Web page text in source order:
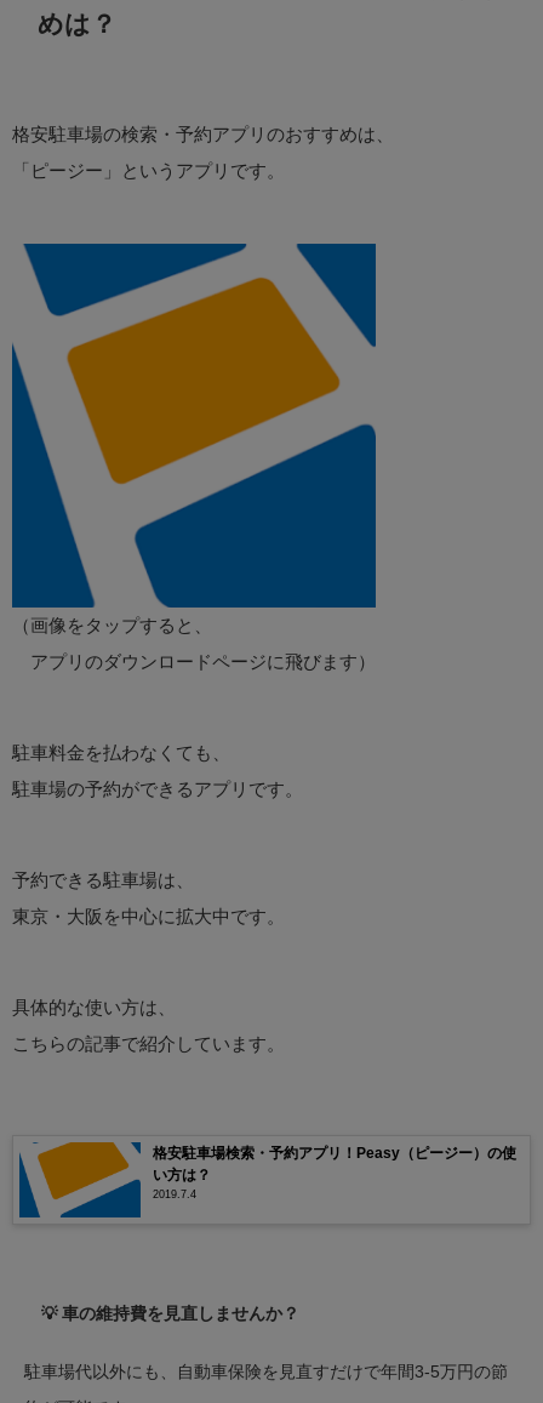
めは？
格安駐車場の検索・予約アプリのおすすめは、
「ピージー」というアプリです。
（画像をタップすると、
アプリのダウンロードページに飛びます）
駐車料金を払わなくても、
駐車場の予約ができるアプリです。
予約できる駐車場は、
東京・大阪を中心に拡大中です。
具体的な使い方は、
こちらの記事で紹介しています。
格安駐車場検索・予約アプリ！Peasy（ピージー）の使
い方は？
2019.7.4
💡 車の維持費を見直しませんか？
駐車場代以外にも、自動車保険を見直すだけで年間3-5万円の節